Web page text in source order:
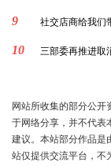
9 社交店商给我们
10 三部委再推进取
网站所收集的部分公开
于网络分享，并不代表
建议。本站部分作品是
站仅提供交流平台，不